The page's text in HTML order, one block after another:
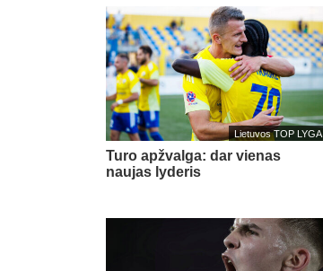
Lietuvos TOP LYGA
Turo apžvalga: dar vienas
naujas lyderis